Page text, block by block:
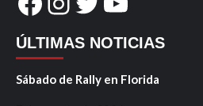
ÚLTIMAS NOTICIAS
Sábado de Rally en Florida